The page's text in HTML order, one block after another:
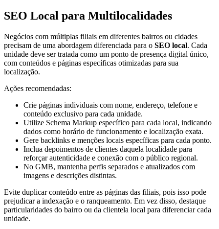
SEO Local para Multilocalidades
Negócios com múltiplas filiais em diferentes bairros ou cidades
precisam de uma abordagem diferenciada para o SEO local. Cada
unidade deve ser tratada como um ponto de presença digital único,
com conteúdos e páginas específicas otimizadas para sua
localização.
Ações recomendadas:
Crie páginas individuais com nome, endereço, telefone e
conteúdo exclusivo para cada unidade.
Utilize Schema Markup específico para cada local, indicando
dados como horário de funcionamento e localização exata.
Gere backlinks e menções locais específicas para cada ponto.
Inclua depoimentos de clientes daquela localidade para
reforçar autenticidade e conexão com o público regional.
No GMB, mantenha perfis separados e atualizados com
imagens e descrições distintas.
Evite duplicar conteúdo entre as páginas das filiais, pois isso pode
prejudicar a indexação e o ranqueamento. Em vez disso, destaque
particularidades do bairro ou da clientela local para diferenciar cada
unidade.